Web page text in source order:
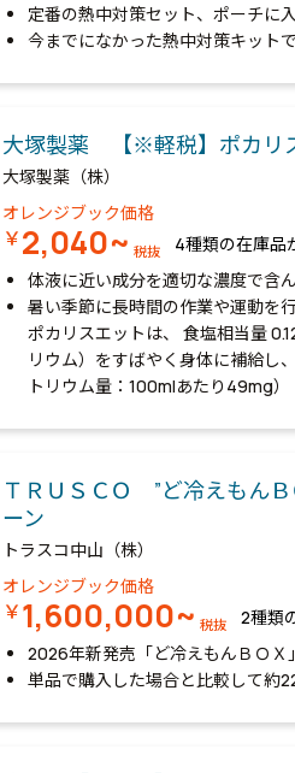
定番の熱中対策セット、ポーチに
今までになかった熱中対策キットで
大塚製薬 【※軽税】ポカリ
大塚製薬（株）
オレンジブック価格
￥2,040~ 税抜 4種類の在庫品
体液に近い成分を適切な濃度で含
暑い季節に長時間の作業や運動を
ポカリスエットは、 食塩相当量
リウム）をすばやく身体に補給し
トリウム量：100mlあたり49mg）
ＴＲＵＳＣＯ ”ど冷えもん
ーン
トラスコ中山（株）
オレンジブック価格
￥1,600,000~ 税抜 2種類
2026年新発売「ど冷えもんＢＯＸ
単品で購入した場合と比較して約